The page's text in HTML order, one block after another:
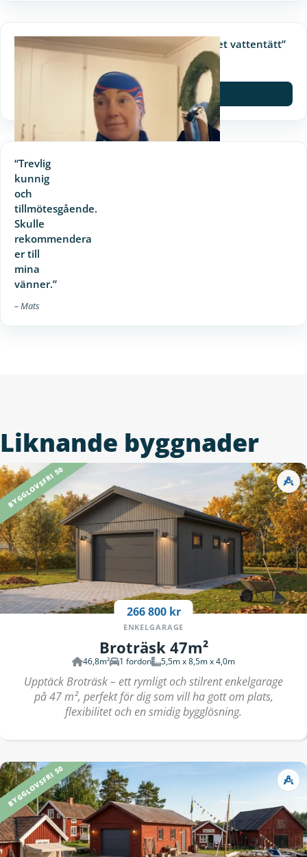
“Det tog en helg att få garaget vattentätt”
– Nina Lintzen, Luleå
Spela film
“Trevlig
kunnig
och
tillmötesgående.
Skulle
rekommendera
er till
mina
vänner.”
– Mats
Liknande byggnader
BYGGLOVSFRI 50
266 800 kr
ENKELGARAGE
Broträsk 47m²
46,8m² 1 fordon 5,5m x 8,5m x 4,0m
Upptäck Broträsk – ett rymligt och stilrent enkelgarage
på 47 m², perfekt för dig som vill ha gott om plats,
flexibilitet och en smidig bygglösning.
BYGGLOVSFRI 50